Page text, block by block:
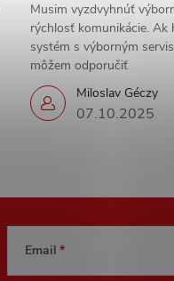
Miloslav Géczy
07.10.2025
Musim vyzdvyhnúť
rýchlosť komunikácie. Ak
systém s výborným
môžem odporučiť
Email